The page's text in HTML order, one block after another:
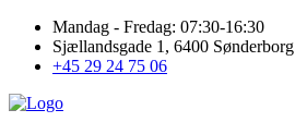
Mandag - Fredag: 07:30-16:30
Sjællandsgade 1, 6400 Sønderborg
+45 29 24 75 06